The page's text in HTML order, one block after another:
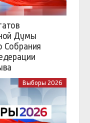
Думы
Собрания
Выборы 2026